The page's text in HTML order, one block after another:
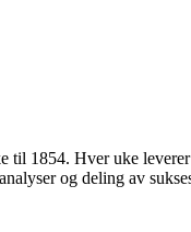
1854. Hver uke
og deling av